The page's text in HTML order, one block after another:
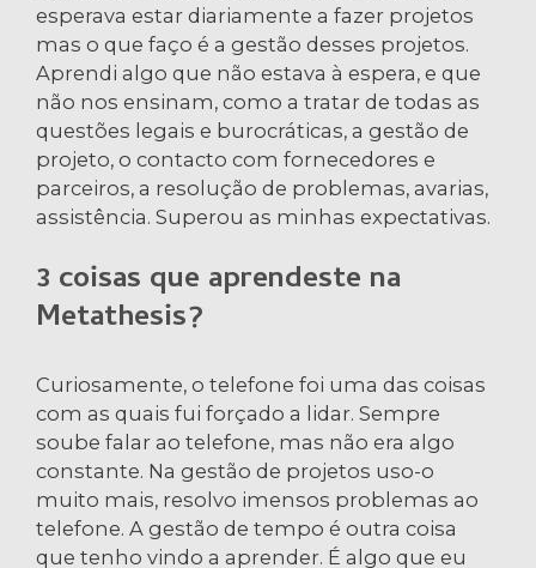
esperava estar diariamente a fazer projetos
mas o que faço é a gestão desses projetos.
Aprendi algo que não estava à espera, e que
não nos ensinam, como a tratar de todas as
questões legais e burocráticas, a gestão de
projeto, o contacto com fornecedores e
parceiros, a resolução de problemas, avarias,
assistência. Superou as minhas expectativas.
3 coisas que aprendeste na
Metathesis?
Curiosamente, o telefone foi uma das coisas
com as quais fui forçado a lidar. Sempre
soube falar ao telefone, mas não era algo
constante. Na gestão de projetos uso-o
muito mais, resolvo imensos problemas ao
telefone. A gestão de tempo é outra coisa
que tenho vindo a aprender. É algo que eu